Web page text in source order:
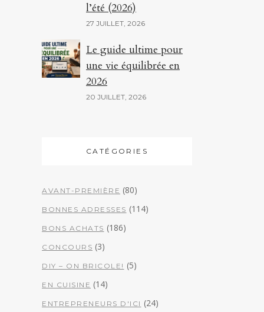
l’été (2026)
27 JUILLET, 2026
Le guide ultime pour
une vie équilibrée en
2026
20 JUILLET, 2026
CATÉGORIES
AVANT-PREMIÈRE (80)
BONNES ADRESSES (114)
BONS ACHATS (186)
CONCOURS (3)
DIY – ON BRICOLE! (5)
EN CUISINE (14)
ENTREPRENEURS D'ICI (24)